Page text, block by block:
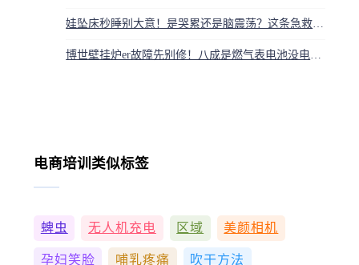
娃坠床秒睡别大意！是哭累还是脑震荡？这条急救铁律千万记牢
博世壁挂炉er故障先别修！八成是燃气表电池没电，换4节5号电池省50上门费
电商培训类似标签
蜱虫 无人机充电 区域 美颜相机
孕妇笑脸 哺乳疼痛 吹干方法